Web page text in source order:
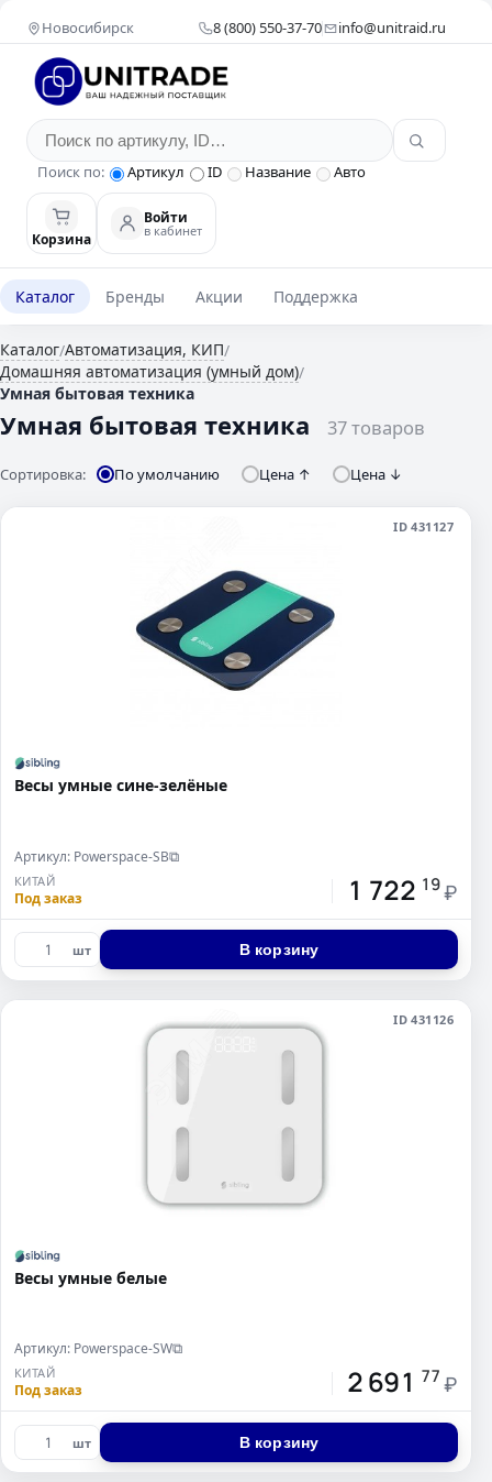
Новосибирск 8 (800) 550-37-70 info@unitraid.ru
Поиск по: Артикул ID Название Авто
Корзина
Войти
в кабинет
Каталог Бренды Акции Поддержка
Каталог/Автоматизация, КИП/
Домашняя автоматизация (умный дом)/
Умная бытовая техника
Умная бытовая техника 37 товаров
Сортировка: По умолчанию Цена ↑ Цена ↓
ID 431127
Весы умные сине-зелёные
Артикул: Powerspace-SB⧉
КИТАЙ
Под заказ 1 722 19 ₽
шт В корзину
ID 431126
Весы умные белые
Артикул: Powerspace-SW⧉
КИТАЙ
Под заказ 2 691 77 ₽
шт В корзину